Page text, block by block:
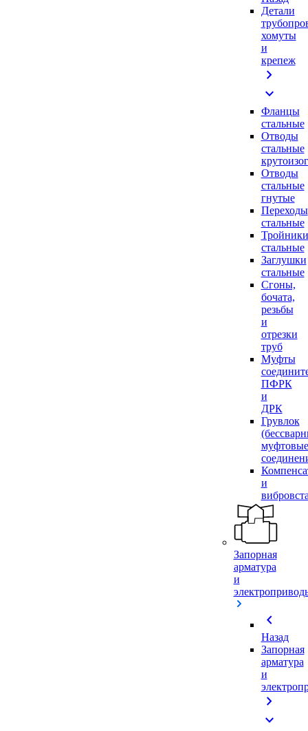
Детали
хомуты
и
крепеж
chevron_right
expand_more
Фланцы
стальные
Отводы
стальные
Отводы
стальные
гнутые
Переходы
стальные
Тройники
стальные
Заглушки
стальные
Сгоны,
бочата,
резьбы
и
отрезки
труб
Муфты
ПФРК
и
ДРК
Грувлок
муфтовые
и
Запорная
арматура
и
chevron_left
Назад
Запорная
арматура
и
chevron_right
expand_more